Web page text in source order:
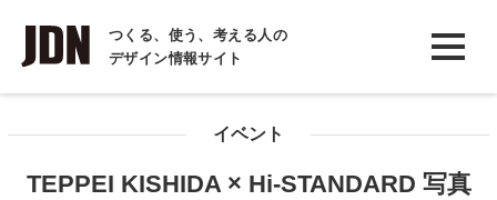
つくる、使う、考える人の
デザイン情報サイト
INTERVIEW
インタビュー
イベント
TEPPEI KISHIDA × Hi-STANDARD 写真